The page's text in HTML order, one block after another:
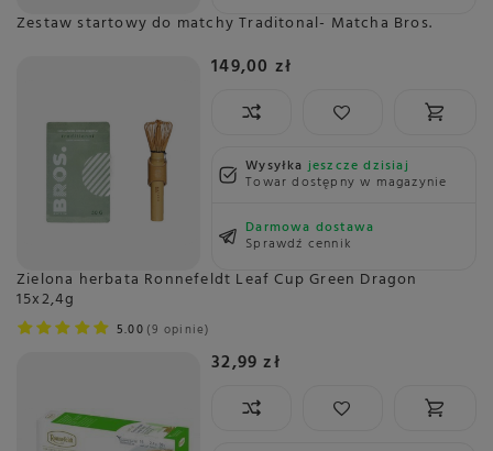
Zestaw startowy do matchy Traditonal- Matcha Bros.
149,00 zł
Wysyłkajeszcze dzisiaj
Towar dostępny w magazynie
Darmowa dostawa
Sprawdź cennik
Zielona herbata Ronnefeldt Leaf Cup Green Dragon
15x2,4g
5.00 9 opinie
32,99 zł